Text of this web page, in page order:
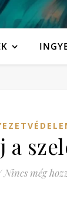
a
Nincs még